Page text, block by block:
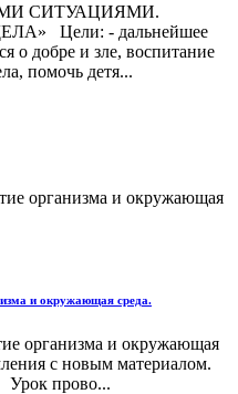
СИТУАЦИЯМИ.
Цели: - дальнейшее
о добре и зле, воспитание
помочь детя...
организма и окружающая
и окружающая среда.
организма и окружающая
с новым материалом.
прово...